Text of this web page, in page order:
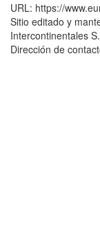
URL: https://
Sitio editado y
Intercontinentales
Dirección de